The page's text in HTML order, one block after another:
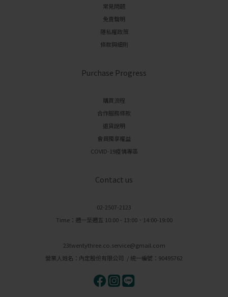
常見問題
免責聲明
隱私權政策
條款與細則
Purchase Progress
購買流程
合作服務條款
退貨說明
會員獨享權益
COVID-19疫情專區
Contact us
02-2507-2123
Time：週一至週五 10:00 - 13:00、14:00-19:00
23twentythree.co.service@gmail.com
營業人姓名：內定股份有限公司 / 統一編號：90495762